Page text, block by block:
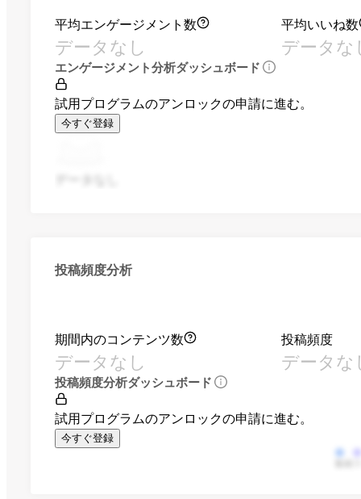
平均エンゲージメント数
データなし
平均いいね数
データな
エンゲージメント分析ダッシュボード
試用プログラムのアンロックの申請に進む。
今すぐ登録
投稿頻度分析
期間内のコンテンツ数
データなし
投稿頻度
データな
投稿頻度分析ダッシュボード
試用プログラムのアンロックの申請に進む。
今すぐ登録